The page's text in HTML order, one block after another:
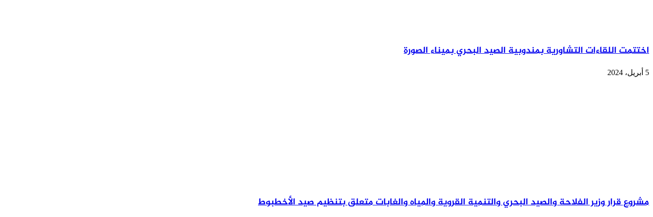
اختتمت اللقاءات التشاورية بمندوبية الصيد البحري بميناء الصورة
5 أبريل، 2024
مشروع قرار وزير الفلاحة والصيد البحري والتنمية القروية والمياه والغابات متعلق بتنظيم صيد الأخطبوط